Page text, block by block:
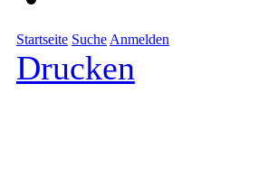
Startseite Suche Anmelden
Drucken